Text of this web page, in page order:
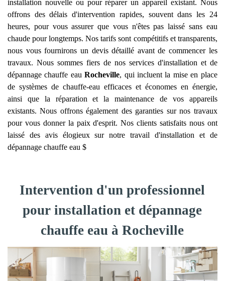
installation nouvelle ou pour réparer un appareil existant. Nous
offrons des délais d'intervention rapides, souvent dans les 24
heures, pour vous assurer que vous n'êtes pas laissé sans eau
chaude pour longtemps. Nos tarifs sont compétitifs et transparents,
nous vous fournirons un devis détaillé avant de commencer les
travaux. Nous sommes fiers de nos services d'installation et de
dépannage chauffe eauRocheville, qui incluent la mise en place
de systèmes de chauffe-eau efficaces et économes en énergie,
ainsi que la réparation et la maintenance de vos appareils
existants. Nous offrons également des garanties sur nos travaux
pour vous donner la paix d'esprit. Nos clients satisfaits nous ont
laissé des avis élogieux sur notre travail d'installation et de
dépannage chauffe eau $
Intervention d'un professionnel
pour installation et dépannage
chauffe eau à Rocheville